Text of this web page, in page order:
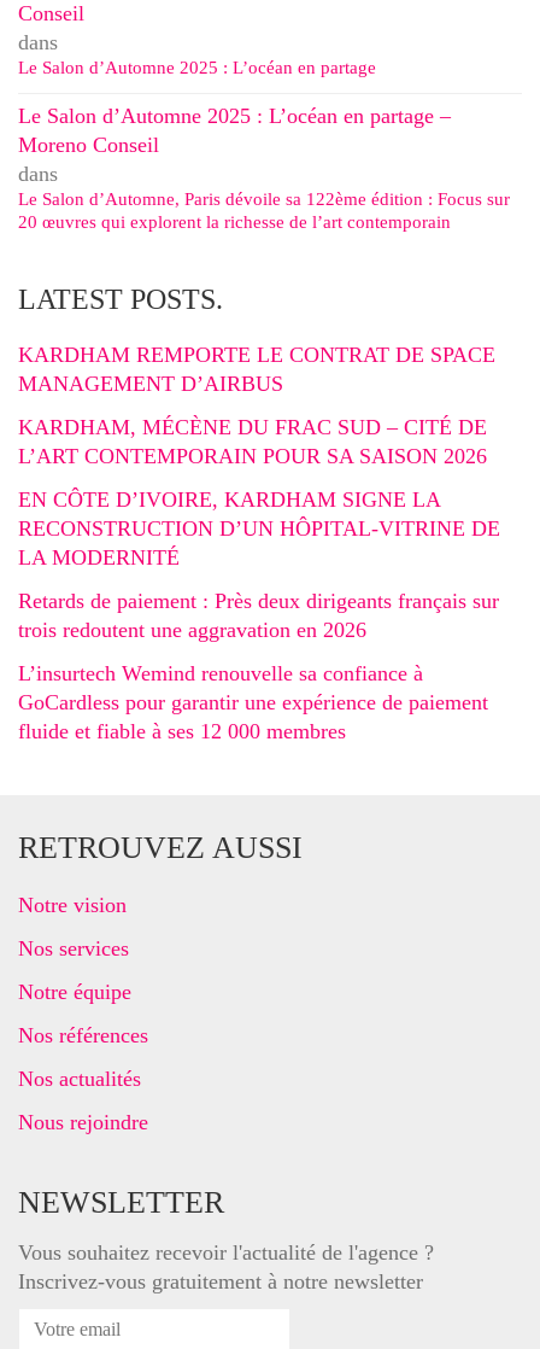
Conseil
dans
Le Salon d’Automne 2025 : L’océan en partage
Le Salon d’Automne 2025 : L’océan en partage –
Moreno Conseil
dans
Le Salon d’Automne, Paris dévoile sa 122ème édition : Focus sur
20 œuvres qui explorent la richesse de l’art contemporain
LATEST POSTS.
KARDHAM REMPORTE LE CONTRAT DE SPACE
MANAGEMENT D’AIRBUS
KARDHAM, MÉCÈNE DU FRAC SUD – CITÉ DE
L’ART CONTEMPORAIN POUR SA SAISON 2026
EN CÔTE D’IVOIRE, KARDHAM SIGNE LA
RECONSTRUCTION D’UN HÔPITAL-VITRINE DE
LA MODERNITÉ
Retards de paiement : Près deux dirigeants français sur
trois redoutent une aggravation en 2026
L’insurtech Wemind renouvelle sa confiance à
GoCardless pour garantir une expérience de paiement
fluide et fiable à ses 12 000 membres
RETROUVEZ AUSSI
Notre vision
Nos services
Notre équipe
Nos références
Nos actualités
Nous rejoindre
NEWSLETTER
Vous souhaitez recevoir l'actualité de l'agence ?
Inscrivez-vous gratuitement à notre newsletter